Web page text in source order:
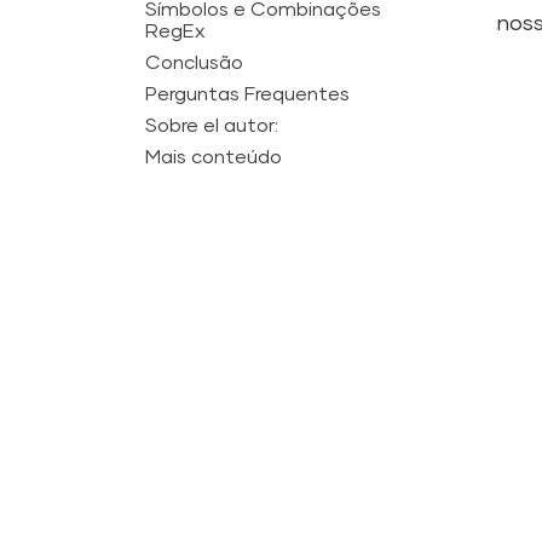
Símbolos e Combinações
RegEx
Conclusão
Perguntas Frequentes
Sobre el autor:
Mais conteúdo